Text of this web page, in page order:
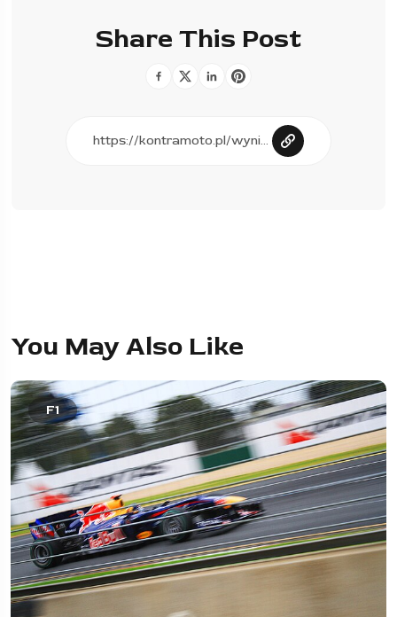
Share This Post
You May Also Like
F1